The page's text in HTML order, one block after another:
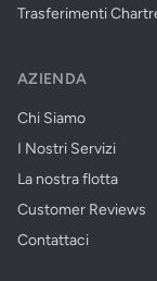
Trasferimenti
AZIENDA
Chi Siamo
I Nostri Servizi
La nostra flotta
Customer Reviews
Contattaci